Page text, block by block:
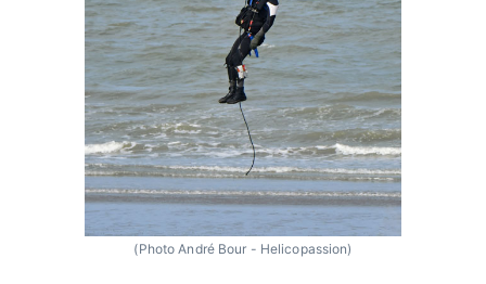
(Photo André Bour - Helicopassion)